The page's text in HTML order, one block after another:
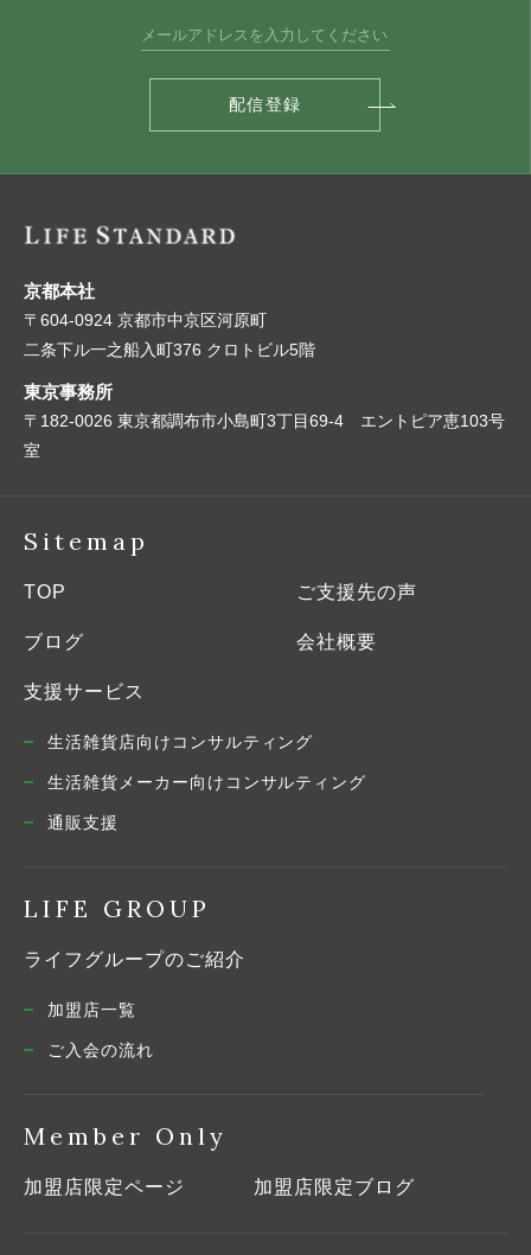
京都本社
〒604-0924 京都市中京区河原町
二条下ル一之船入町376 クロトビル5階
東京事務所
〒182-0026 東京都調布市小島町3丁目69-4 エントピア恵103号
室
Sitemap
TOP ご支援先の声
ブログ 会社概要
支援サービス
生活雑貨店向けコンサルティング
生活雑貨メーカー向けコンサルティング
通販支援
LIFE GROUP
ライフグループのご紹介
加盟店一覧
ご入会の流れ
Member Only
加盟店限定ページ 加盟店限定ブログ